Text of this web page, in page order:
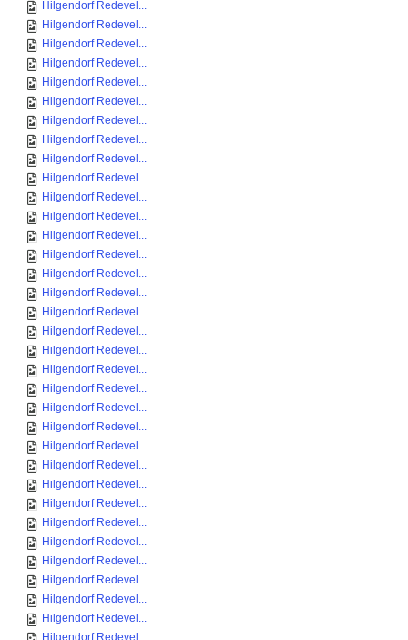
Hilgendorf Redevel...
Hilgendorf Redevel...
Hilgendorf Redevel...
Hilgendorf Redevel...
Hilgendorf Redevel...
Hilgendorf Redevel...
Hilgendorf Redevel...
Hilgendorf Redevel...
Hilgendorf Redevel...
Hilgendorf Redevel...
Hilgendorf Redevel...
Hilgendorf Redevel...
Hilgendorf Redevel...
Hilgendorf Redevel...
Hilgendorf Redevel...
Hilgendorf Redevel...
Hilgendorf Redevel...
Hilgendorf Redevel...
Hilgendorf Redevel...
Hilgendorf Redevel...
Hilgendorf Redevel...
Hilgendorf Redevel...
Hilgendorf Redevel...
Hilgendorf Redevel...
Hilgendorf Redevel...
Hilgendorf Redevel...
Hilgendorf Redevel...
Hilgendorf Redevel...
Hilgendorf Redevel...
Hilgendorf Redevel...
Hilgendorf Redevel...
Hilgendorf Redevel...
Hilgendorf Redevel...
Hilgendorf Redevel...